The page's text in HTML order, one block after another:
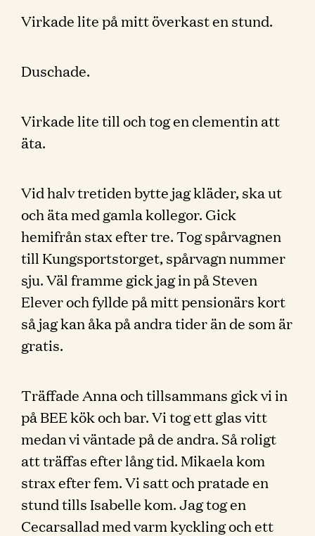
Virkade lite på mitt överkast en stund.
Duschade.
Virkade lite till och tog en clementin att
äta.
Vid halv tretiden bytte jag kläder, ska ut
och äta med gamla kollegor. Gick
hemifrån stax efter tre. Tog spårvagnen
till Kungsportstorget, spårvagn nummer
sju. Väl framme gick jag in på Steven
Elever och fyllde på mitt pensionärs kort
så jag kan åka på andra tider än de som är
gratis.
Träffade Anna och tillsammans gick vi in
på BEE kök och bar. Vi tog ett glas vitt
medan vi väntade på de andra. Så roligt
att träffas efter lång tid. Mikaela kom
strax efter fem. Vi satt och pratade en
stund tills Isabelle kom. Jag tog en
Cecarsallad med varm kyckling och ett